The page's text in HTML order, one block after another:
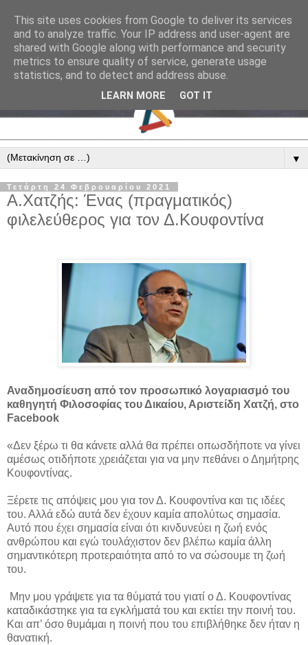
▼
Τετάρτη 24 Φεβρουαρίου 2021
Α.Χατζής: Ένας (πραγματικός)
φιλελεύθερος για τον Δ.Κουφοντίνα
Αναδημοσίευση από τον προσωπικό λογαριασμό του
καθηγητή Φιλοσοφίας του Δικαίου, Αριστείδη Χατζή, στο
Facebook
«Δεν ξέρω τι θα κάνετε αλλά θα πρέπει οπωσδήποτε να γίνει
αμέσως οτιδήποτε χρειάζεται για να μην πεθάνει ο Δημήτρης
Κουφοντίνας.
Ξέρετε τις απόψεις μου για τον Δ. Κουφοντίνα και τις ιδέες
του. Αλλά εδώ αυτά δεν έχουν καμία απολύτως σημασία.
Αυτό που έχει σημασία είναι ότι κινδυνεύει η ζωή ενός
ανθρώπου και εγώ τουλάχιστον δεν βλέπω καμία άλλη
σημαντικότερη προτεραιότητα από το να σώσουμε τη ζωή
του.
Μην μου γράψετε για τα θύματά του γιατί ο Δ. Κουφοντίνας
καταδικάστηκε για τα εγκλήματά του και εκτίει την ποινή του.
Και απ’ όσο θυμάμαι η ποινή που του επιβλήθηκε δεν ήταν η
θανατική.
This site uses cookies from Google to deliver its services
and to analyze traffic. Your IP address and user-agent are
shared with Google along with performance and security
metrics to ensure quality of service, generate usage
statistics, and to detect and address abuse.
LEARN MORE GOT IT